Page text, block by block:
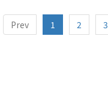
Prev 1 2 3